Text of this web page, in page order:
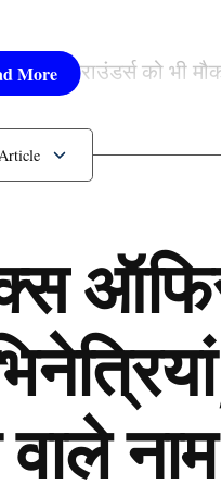
3 ऑलराउंडर्स को भी
नाम